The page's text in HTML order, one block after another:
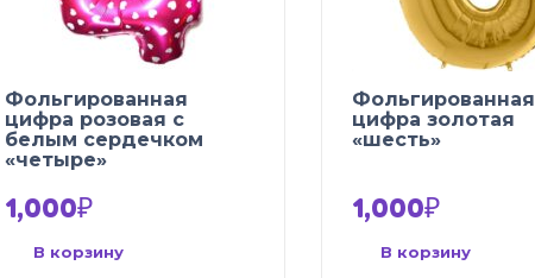
Фольгированная
цифра розовая с
белым сердечком
«четыре»
1,000₽
В корзину
Фольгированная
цифра золотая
«шесть»
1,000₽
В корзину